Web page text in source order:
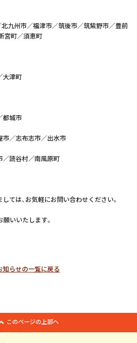
九州市／福津市／筑後市／筑紫野市／豊前
宮町／須恵町
大津町
都城市
／志布志市／出水市
／読谷村／南風原町
ては、お気軽にお問い合わせください。
いいたします。
知らせの一覧に戻る
このページの上部へ